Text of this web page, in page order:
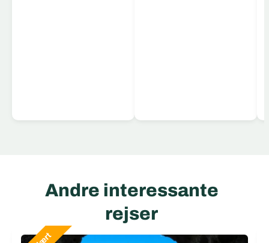
Andre interessante
rejser